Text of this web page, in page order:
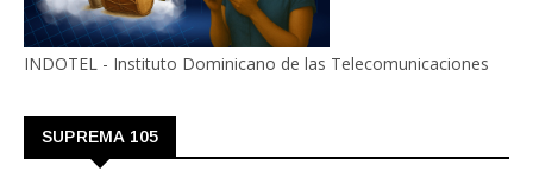
INDOTEL - Instituto Dominicano de las Telecomunicaciones
SUPREMA 105